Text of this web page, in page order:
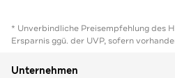
* Unverbindliche Preisempfehlung des
Ersparnis ggü. der UVP, sofern
Unternehmen